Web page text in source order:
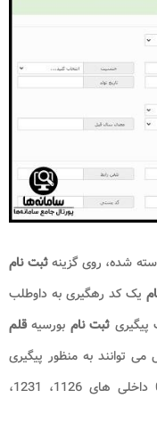
شده، روی گزینهثبت نام
یک کد رهگیری به داوطلب
ثبت نام بورسیهقلم
توانند به منظور پیگیری
با تلفن 0216463 داخلی های 1126، 1231،